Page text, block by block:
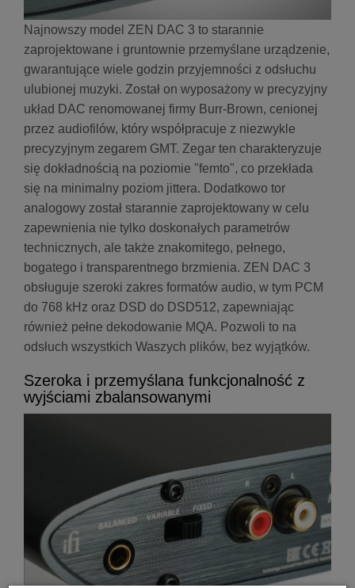
Najnowszy model ZEN DAC 3 to starannie
zaprojektowane i gruntownie przemyślane urządzenie,
gwarantujące wiele godzin przyjemności z odsłuchu
ulubionej muzyki. Został on wyposażony w precyzyjny
układ DAC renomowanej firmy Burr-Brown, cenionej
przez audiofilów, który współpracuje z niezwykle
precyzyjnym zegarem GMT. Zegar ten charakteryzuje
się dokładnością na poziomie "femto", co przekłada
się na minimalny poziom jittera. Dodatkowo tor
analogowy został starannie zaprojektowany w celu
zapewnienia nie tylko doskonałych parametrów
technicznych, ale także znakomitego, pełnego,
bogatego i transparentnego brzmienia. ZEN DAC 3
obsługuje szeroki zakres formatów audio, w tym PCM
do 768 kHz oraz DSD do DSD512, zapewniając
również pełne dekodowanie MQA. Pozwoli to na
odsłuch wszystkich Waszych plików, bez wyjątków.
Szeroka i przemyślana funkcjonalność z
wyjściami zbalansowanymi